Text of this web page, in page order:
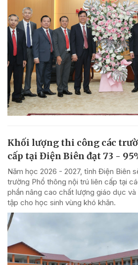
Khối lượng thi công các
cấp tại Điện Biên đạt 73 -
Năm học 2026 - 2027, tỉnh Điện Biên
trường Phổ thông nội trú liên cấp tại
phần nâng cao chất lượng giáo dục
tập cho học sinh vùng khó khăn.